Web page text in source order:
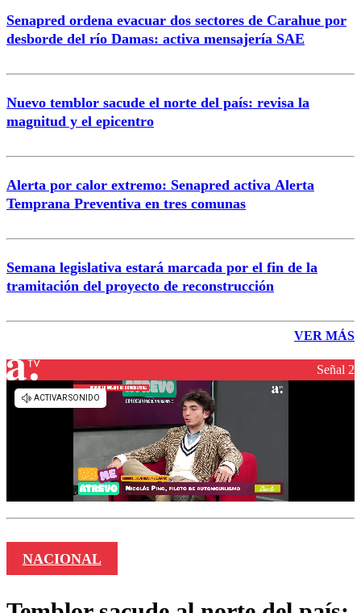
Senapred ordena evacuar dos sectores de Carahue por
desborde del río Damas: activa mensajería SAE
Nuevo temblor sacude el norte del país: revisa la
magnitud y el epicentro
Alerta por calor extremo: Senapred activa Alerta
Temprana Preventiva en tres comunas
Semana legislativa estará marcada por el fin de la
tramitación del proyecto de reconstrucción
VER MÁS
Señal 2
NACIONAL